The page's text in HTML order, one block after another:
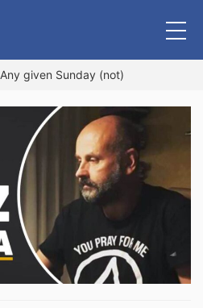
Any given Sunday (not)